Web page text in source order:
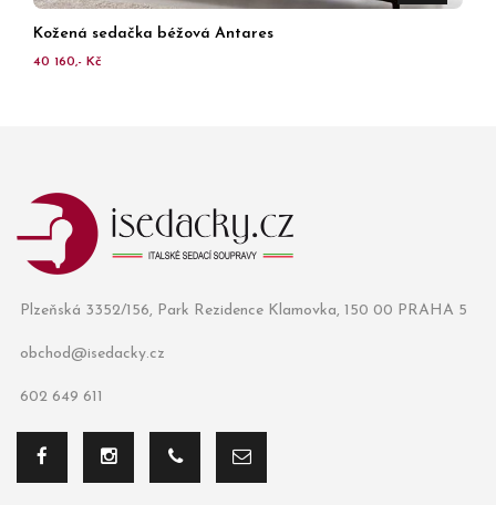
Kožená sedačka béžová Antares
40 160,- Kč
Plzeňská 3352/156, Park Rezidence Klamovka, 150 00 PRAHA 5
obchod@isedacky.cz
602 649 611